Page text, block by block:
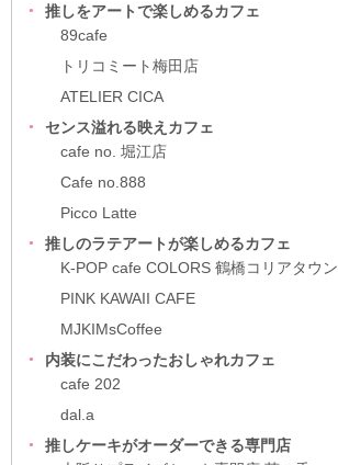
推しをアートで楽しめるカフェ
89cafe
トリコミート梅田店
ATELIER CICA
センス溢れる映えカフェ
cafe no. 堀江店
Cafe no.888
Picco Latte
推しのラテアートが楽しめるカフェ
K-POP cafe COLORS 鶴橋コリアタウン
PINK KAWAII CAFE
MJKIMsCoffee
内装にこだわったおしゃれカフェ
cafe 202
dal.a
推しケーキがオーダーできる専門店